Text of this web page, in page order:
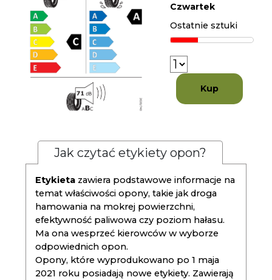
Czwartek
Ostatnie sztuki
Kup
Jak czytać etykiety opon?
Etykieta zawiera podstawowe informacje na
temat właściwości opony, takie jak droga
hamowania na mokrej powierzchni,
efektywność paliwowa czy poziom hałasu.
Ma ona wesprzeć kierowców w wyborze
odpowiednich opon.
Opony, które wyprodukowano po 1 maja
2021 roku posiadają nowe etykiety. Zawierają